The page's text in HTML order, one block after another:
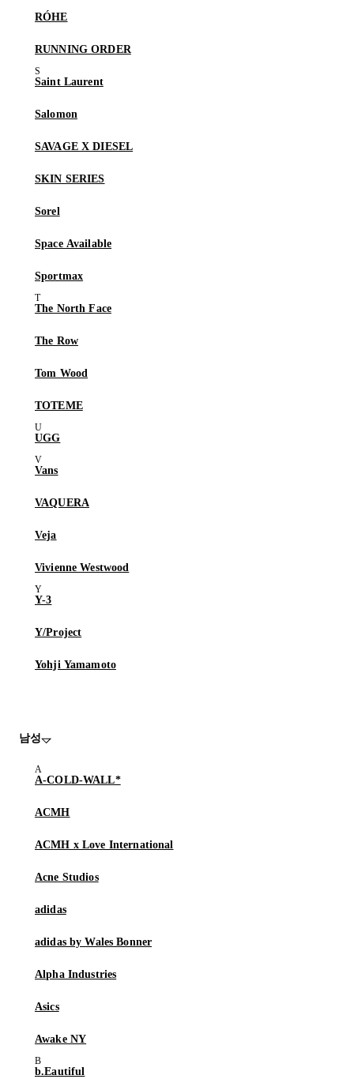
RÓHE
RUNNING ORDER
Saint Laurent
Salomon
SAVAGE X DIESEL
SKIN SERIES
Sorel
Space Available
Sportmax
The North Face
The Row
Tom Wood
TOTEME
UGG
Vans
VAQUERA
Veja
Vivienne Westwood
Y-3
Y/Project
Yohji Yamamoto
남성
A-COLD-WALL*
ACMH
ACMH x Love International
Acne Studios
adidas
adidas by Wales Bonner
Alpha Industries
Asics
Awake NY
b.Eautiful